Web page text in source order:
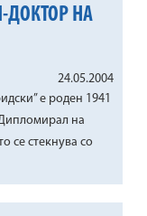
ДОКТОР НА
24.05.2004
е роден 1941
на
се стекнува со